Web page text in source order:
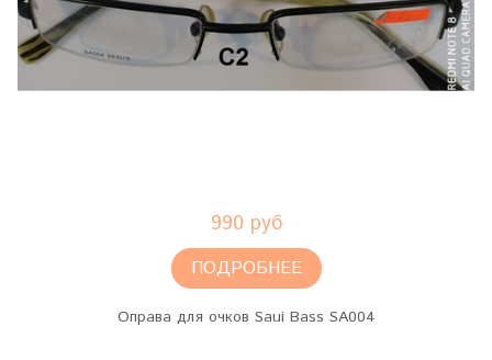
990 руб
ПОДРОБНЕЕ
Оправа для очков Saui Bass SA004